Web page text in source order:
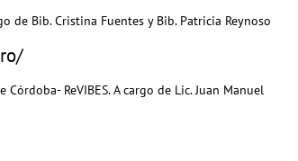
de Bib. Cristina Fuentes y Bib. Patricia Reynoso
ReVIBES. A cargo de Lic. Juan Manuel